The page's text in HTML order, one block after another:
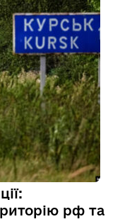
рф та